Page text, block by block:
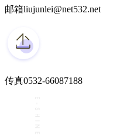
邮箱liujunlei@net532.net
传真0532-66087188